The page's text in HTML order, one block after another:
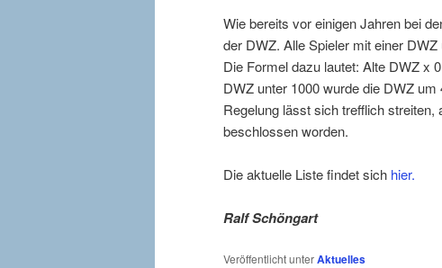
Wie bereits vor einigen Jahren bei
der DWZ. Alle Spieler mit einer
Die Formel dazu lautet: Alte DWZ x
DWZ unter 1000 wurde die DWZ
Regelung lässt sich trefflich
beschlossen worden.
Die aktuelle Liste findet sich hier.
Ralf Schöngart
Veröffentlicht unterAktuelles